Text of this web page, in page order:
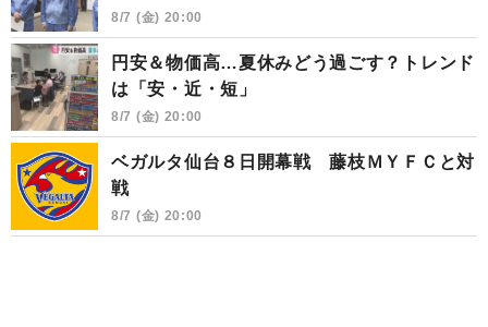
8/7 (金) 20:00
円安＆物価高…夏休みどう過ごす？トレンド
は「安・近・短」
8/7 (金) 20:00
ベガルタ仙台８日開幕戦 藤枝ＭＹＦＣと対
戦
8/7 (金) 20:00